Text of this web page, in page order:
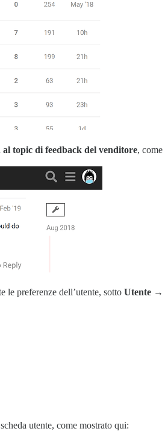
topic di feedback del venditore,
le preferenze dell’utente, sotto Utente →
utente, come mostrato qui: